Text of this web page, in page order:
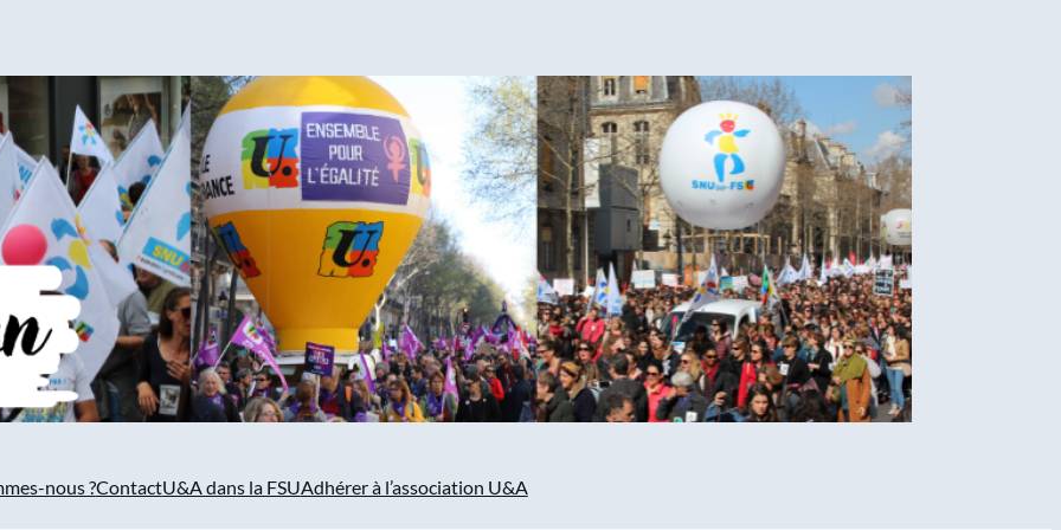
nous ?ContactU&A dans la FSUAdhérer à l’association U&A